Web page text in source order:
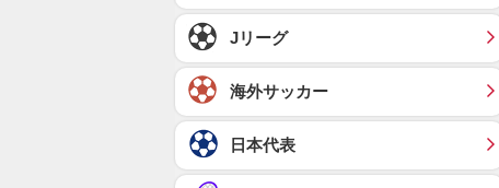
Jリーグ
海外サッカー
日本代表